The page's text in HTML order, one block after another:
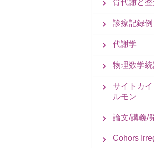
骨代謝と
診療記録例
代謝学
物理数学
サイトカ
ルモン
論文/講義/
Cohors